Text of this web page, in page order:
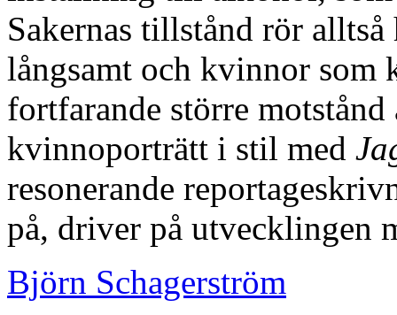
Sakernas tillstånd rör
långsamt och kvinnor som
fortfarande större
kvinnoporträtt i stil med
resonerande
på, driver på utvecklingen
Björn Schagerström